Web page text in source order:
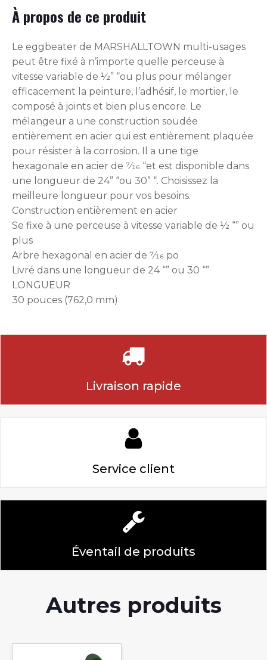
À propos de ce produit
Le eggbeater de MARSHALLTOWN multi-usages
peut être fixé à n’importe quelle perceuse à
vitesse variable de ½” “ou plus pour mélanger
efficacement la peinture, l’adhésif, le mortier, le
composé à joints et bien plus encore. Le
mélangeur a une construction soudée
entièrement en acier qui est entièrement plaquée
pour résister à la corrosion. Il a une tige
hexagonale en acier de 7⁄16 “et est disponible dans
une longueur de 24” “ou 30” “. Choisissez la
meilleure longueur pour vos besoins.
Construction entièrement en acier
Se fixe à une perceuse à vitesse variable de ½ “” ou
plus
Arbre hexagonal en acier de 7⁄16 po
Livré dans une longueur de 24 “” ou 30 “”
LONGUEUR
30 pouces (762,0 mm)
Livraison rapide
Service client
Éventail de produits
Autres produits